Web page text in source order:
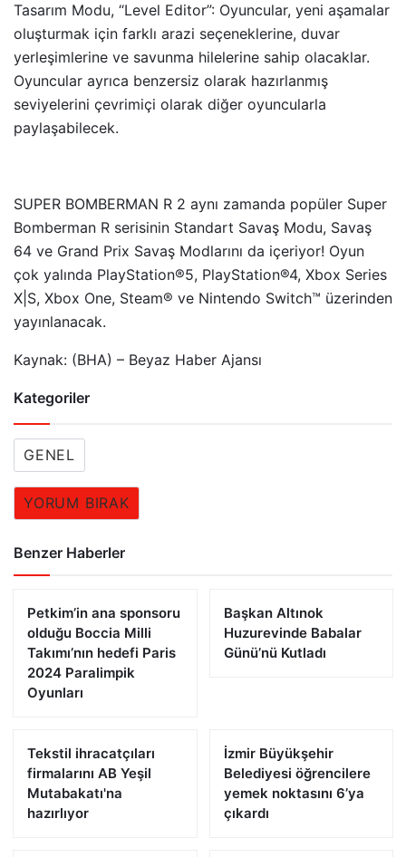
Tasarım Modu, “Level Editor”: Oyuncular, yeni aşamalar
oluşturmak için farklı arazi seçeneklerine, duvar
yerleşimlerine ve savunma hilelerine sahip olacaklar.
Oyuncular ayrıca benzersiz olarak hazırlanmış
seviyelerini çevrimiçi olarak diğer oyuncularla
paylaşabilecek.
SUPER BOMBERMAN R 2 aynı zamanda popüler Super
Bomberman R serisinin Standart Savaş Modu, Savaş
64 ve Grand Prix Savaş Modlarını da içeriyor! Oyun
çok yalında PlayStation®5, PlayStation®4, Xbox Series
X|S, Xbox One, Steam® ve Nintendo Switch™ üzerinden
yayınlanacak.
Kaynak: (BHA) – Beyaz Haber Ajansı
Kategoriler
GENEL
YORUM BIRAK
Benzer Haberler
Petkim’in ana sponsoru
olduğu Boccia Milli
Takımı’nın hedefi Paris
2024 Paralimpik
Oyunları
Başkan Altınok
Huzurevinde Babalar
Günü’nü Kutladı
Tekstil ihracatçıları
firmalarını AB Yeşil
Mutabakatı'na
hazırlıyor
İzmir Büyükşehir
Belediyesi öğrencilere
yemek noktasını 6’ya
çıkardı